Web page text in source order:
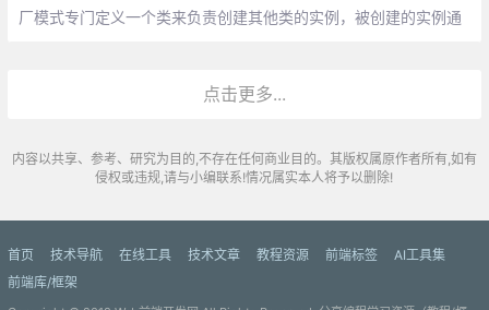
厂模式专门定义一个类来负责创建其他类的实例，被创建的实例通
点击更多...
内容以共享、参考、研究为目的,不存在任何商业目的。其版权属原作者所有,如有
侵权或违规,请与小编联系!情况属实本人将予以删除!
首页 技术导航 在线工具 技术文章 教程资源 前端标签
AI工具集
前端库/框架